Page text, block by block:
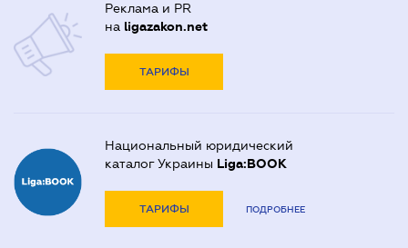
Реклама и PR
на ligazakon.net
ТАРИФЫ
Национальный юридический
каталог Украины Liga:BOOK
ТАРИФЫ ПОДРОБНЕЕ